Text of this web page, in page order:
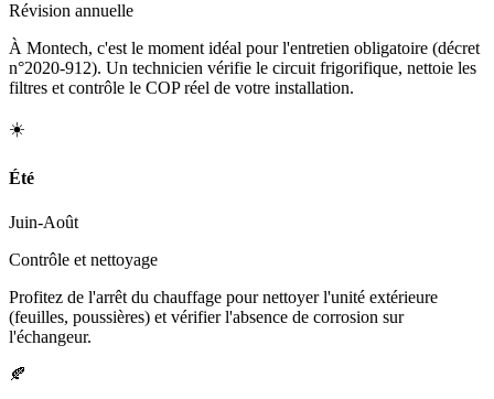
Révision annuelle
À Montech, c'est le moment idéal pour l'entretien obligatoire (décret
n°2020-912). Un technicien vérifie le circuit frigorifique, nettoie les
filtres et contrôle le COP réel de votre installation.
☀️
Été
Juin-Août
Contrôle et nettoyage
Profitez de l'arrêt du chauffage pour nettoyer l'unité extérieure
(feuilles, poussières) et vérifier l'absence de corrosion sur
l'échangeur.
🍂